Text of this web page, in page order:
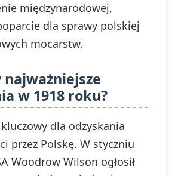
międzynarodowej,
dla sprawy polskiej
mocarstw.
najważniejsze
w 1918 roku?
kluczowy dla odzyskania
przez Polskę. W styczniu
Woodrow Wilson ogłosił